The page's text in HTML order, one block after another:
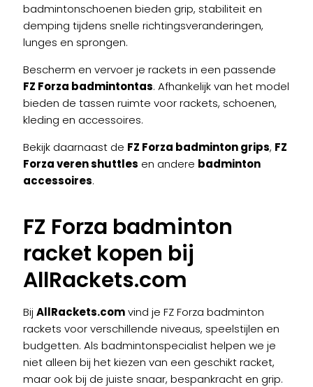
badmintonschoenen bieden grip, stabiliteit en
demping tijdens snelle richtingsveranderingen,
lunges en sprongen.
Bescherm en vervoer je rackets in een passende
FZ Forza badmintontas. Afhankelijk van het model
bieden de tassen ruimte voor rackets, schoenen,
kleding en accessoires.
Bekijk daarnaast de FZ Forza badminton grips, FZ
Forza veren shuttles en andere badminton
accessoires.
FZ Forza badminton
racket kopen bij
AllRackets.com
Bij AllRackets.comvind je FZ Forza badminton
rackets voor verschillende niveaus, speelstijlen en
budgetten. Als badmintonspecialist helpen we je
niet alleen bij het kiezen van een geschikt racket,
maar ook bij de juiste snaar, bespankracht en grip.